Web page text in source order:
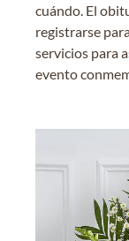
cuándo. El
registrarse
servicios para
evento